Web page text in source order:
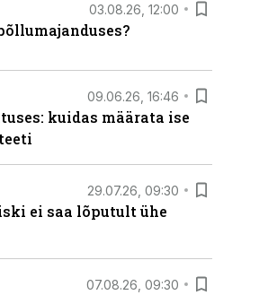
03.08.26, 12:00
09.06.26, 16:46
kuidas määrata ise
29.07.26, 09:30
ei saa lõputult ühe
07.08.26, 09:30